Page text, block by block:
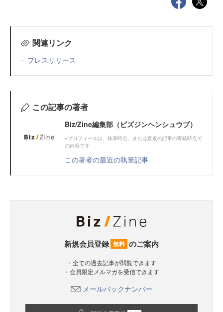
関連リンク
プレスリリース
この記事の著者
Biz/Zine編集部（ビズジンヘンシュウブ）
※プロフィールは、執筆時点、または直近の記事の寄稿時点で
の内容です
この著者の最近の執筆記事
新規会員登録 無料 のご案内
・全ての過去記事が閲覧できます
・会員限定メルマガを受信できます
メールバックナンバー